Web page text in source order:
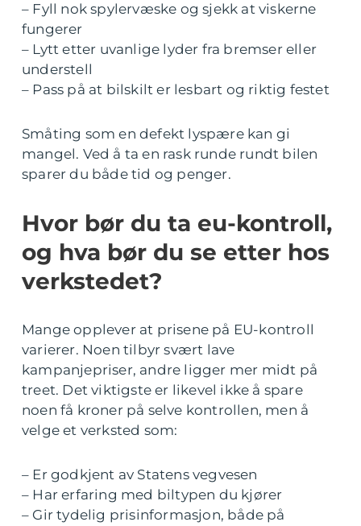
– Fyll nok spylervæske og sjekk at viskerne
fungerer
– Lytt etter uvanlige lyder fra bremser eller
understell
– Pass på at bilskilt er lesbart og riktig festet
Småting som en defekt lyspære kan gi
mangel. Ved å ta en rask runde rundt bilen
sparer du både tid og penger.
Hvor bør du ta eu-kontroll,
og hva bør du se etter hos
verkstedet?
Mange opplever at prisene på EU-kontroll
varierer. Noen tilbyr svært lave
kampanjepriser, andre ligger mer midt på
treet. Det viktigste er likevel ikke å spare
noen få kroner på selve kontrollen, men å
velge et verksted som:
– Er godkjent av Statens vegvesen
– Har erfaring med biltypen du kjører
– Gir tydelig prisinformasjon, både på